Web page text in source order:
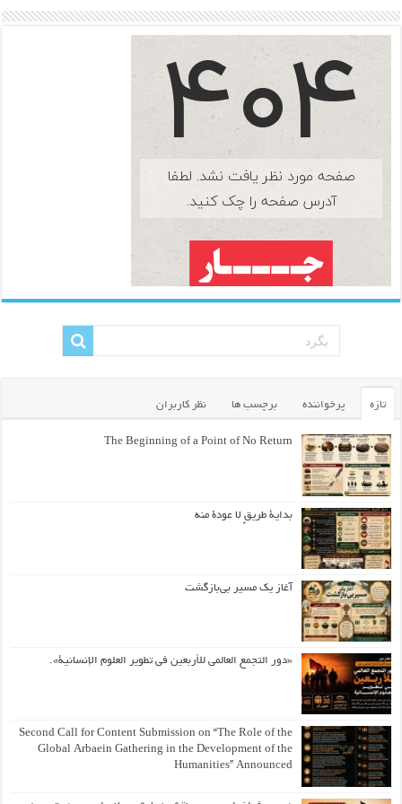
تازه پرخواننده برچسب ها نظر کاربران
The Beginning of a Point of No Return
بداية طريقٍ لا عودة منه
آغاز یک مسیر بی‌بازگشت
«دور التجمع العالمي للأربعين في تطوير العلوم الإنسانية».
Second Call for Content Submission on “The Role of the
Global Arbaein Gathering in the Development of the
Humanities” Announced